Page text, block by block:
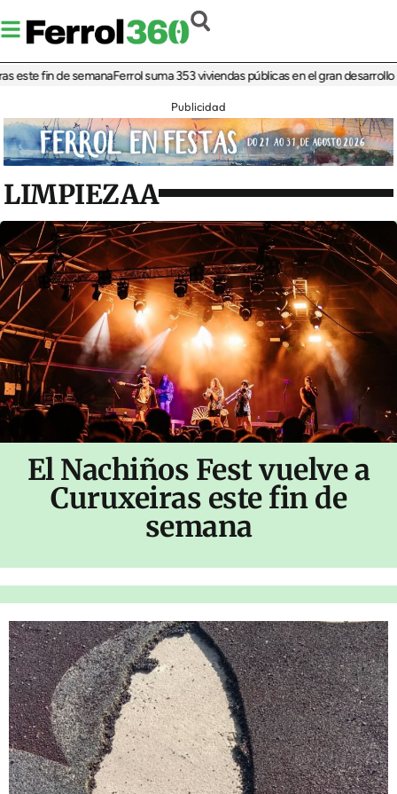
fin de semanaFerrol suma 353 viviendas públicas en el gran desarrollo
Publicidad
LIMPIEZAA
El Nachiños Fest vuelve a
Curuxeiras este fin de
semana